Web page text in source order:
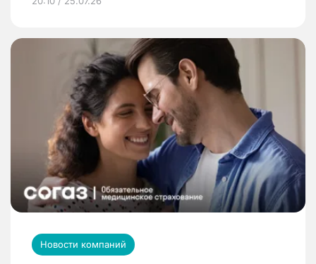
Новости компаний